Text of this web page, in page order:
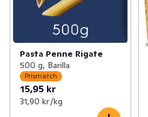
Pasta Penne Rigate
500 g, Barilla
Prismatch
15,95 kr
31,90 kr /kg